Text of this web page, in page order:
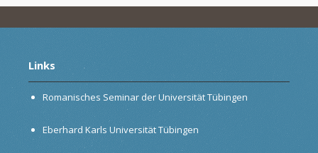
Links
Romanisches Seminar der Universität Tübingen
Eberhard Karls Universität Tübingen